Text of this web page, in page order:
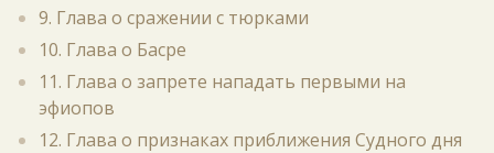
9. Глава о сражении с тюрками
10. Глава о Басре
11. Глава о запрете нападать первыми на
эфиопов
12. Глава о признаках приближения Судного дня